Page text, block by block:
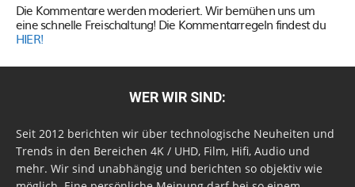
Die Kommentare werden moderiert. Wir bemühen uns um
eine schnelle Freischaltung! Die Kommentarregeln findest du
HIER!
WER WIR SIND:
Seit 2012 berichten wir über technologische Neuheiten und
Trends in den Bereichen 4K / UHD, Film, Hifi, Audio und
mehr. Wir sind unabhängig und berichten so objektiv wie